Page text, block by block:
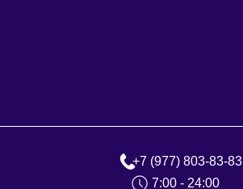
+7 (977) 803-83-83
7:00 - 24:00